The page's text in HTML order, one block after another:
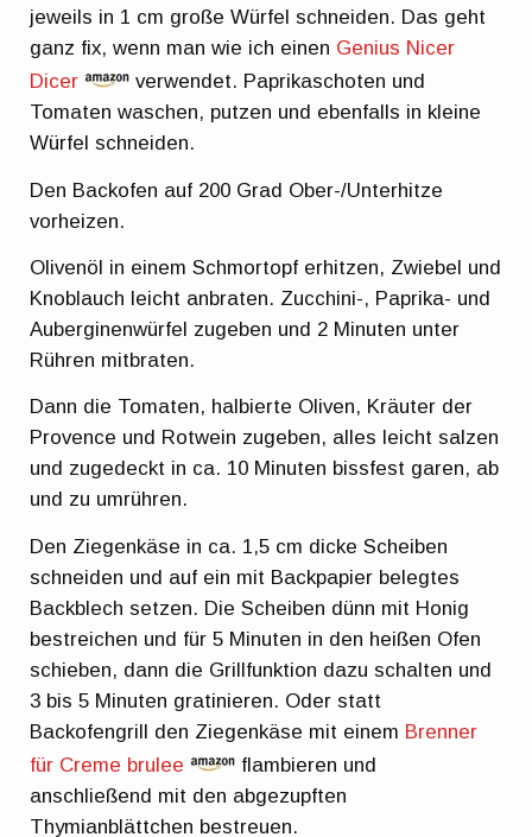
jeweils in 1 cm große Würfel schneiden. Das geht
ganz fix, wenn man wie ich einen Genius Nicer
Dicer
verwendet. Paprikaschoten und
Tomaten waschen, putzen und ebenfalls in kleine
Würfel schneiden.
Den Backofen auf 200 Grad Ober-/Unterhitze
vorheizen.
Olivenöl in einem Schmortopf erhitzen, Zwiebel und
Knoblauch leicht anbraten. Zucchini-, Paprika- und
Auberginenwürfel zugeben und 2 Minuten unter
Rühren mitbraten.
Dann die Tomaten, halbierte Oliven, Kräuter der
Provence und Rotwein zugeben, alles leicht salzen
und zugedeckt in ca. 10 Minuten bissfest garen, ab
und zu umrühren.
Den Ziegenkäse in ca. 1,5 cm dicke Scheiben
schneiden und auf ein mit Backpapier belegtes
Backblech setzen. Die Scheiben dünn mit Honig
bestreichen und für 5 Minuten in den heißen Ofen
schieben, dann die Grillfunktion dazu schalten und
3 bis 5 Minuten gratinieren. Oder statt
Backofengrill den Ziegenkäse mit einem Brenner
für Creme brulee
flambieren und
anschließend mit den abgezupften
Thymianblättchen bestreuen.